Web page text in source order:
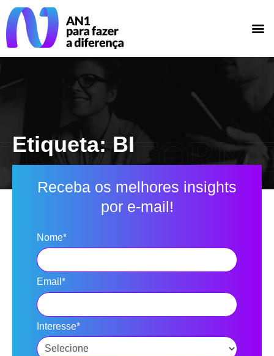
Etiqueta: BI
Receba os melhores insights
por e-mail!
Nome*
Email*
Interesse*